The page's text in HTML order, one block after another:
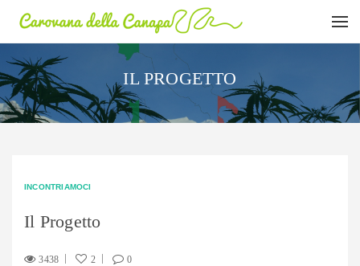
IL PROGETTO
INCONTRIAMOCI
Il Progetto
3438 2 0